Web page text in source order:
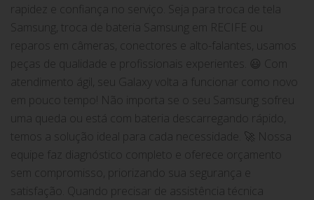
rapidez e confiança no serviço. Seja para troca de tela
Samsung, troca de bateria Samsung em RECIFE ou
reparos em câmeras, conectores e alto-falantes, usamos
peças de qualidade e profissionais experientes. 😃 Com
atendimento ágil, seu Galaxy volta a funcionar como novo
em pouco tempo! Não importa se o seu Samsung sofreu
uma queda ou está com bateria descarregando rápido,
temos a solução ideal para cada necessidade. 🚀 Nossa
equipe faz diagnóstico completo e oferece orçamento
sem compromisso, priorizando sua segurança e
satisfação. Quando precisar de assistência técnica